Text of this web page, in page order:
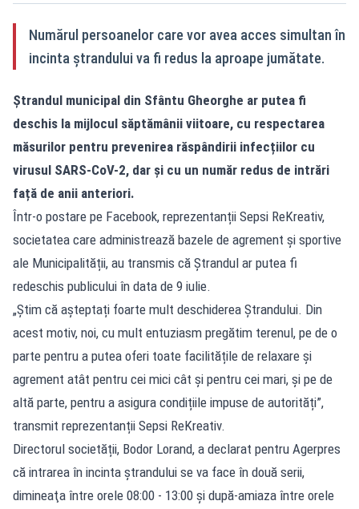
Numărul persoanelor care vor avea acces simultan în
incinta ştrandului va fi redus la aproape jumătate.
Ștrandul municipal din Sfântu Gheorghe ar putea fi
deschis la mijlocul săptămânii viitoare, cu respectarea
măsurilor pentru prevenirea răspândirii infecțiilor cu
virusul SARS-CoV-2, dar și cu un număr redus de intrări
față de anii anteriori.
Într-o postare pe Facebook, reprezentanții Sepsi ReKreativ,
societatea care administrează bazele de agrement și sportive
ale Municipalității, au transmis că Ștrandul ar putea fi
redeschis publicului în data de 9 iulie.
„Știm că așteptați foarte mult deschiderea Ștrandului. Din
acest motiv, noi, cu mult entuziasm pregătim terenul, pe de o
parte pentru a putea oferi toate facilitățile de relaxare și
agrement atât pentru cei mici cât și pentru cei mari, și pe de
altă parte, pentru a asigura condițiile impuse de autorități”,
transmit reprezentanții Sepsi ReKreativ.
Directorul societății, Bodor Lorand, a declarat pentru Agerpres
că intrarea în incinta ştrandului se va face în două serii,
dimineaţa între orele 08:00 - 13:00 şi după-amiaza între orele